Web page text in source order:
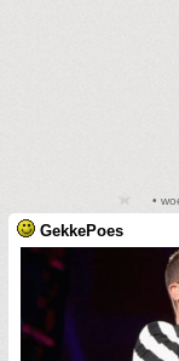
•
GekkePoes